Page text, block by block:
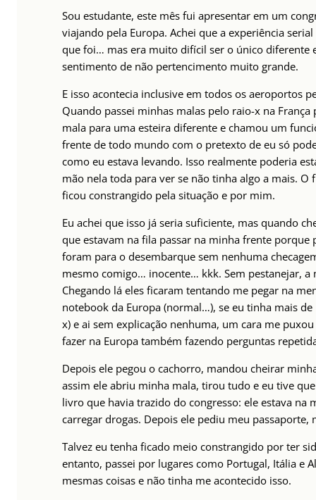
Sou estudante, este mês fui apresentar em um
viajando pela Europa. Achei que a experiência
que foi… mas era muito difícil ser o único diferente
sentimento de não pertencimento muito grande.
E isso acontecia inclusive em todos os aeroportos
Quando passei minhas malas pelo raio-x na
mala para uma esteira diferente e chamou um
frente de todo mundo com o pretexto de eu só
como eu estava levando. Isso realmente poderia
mão nela toda para ver se não tinha algo a mais.
ficou constrangido pela situação e por mim.
Eu achei que isso já seria suficiente, mas quando
que estavam na fila passar na minha frente porque
foram para o desembarque sem nenhuma
mesmo comigo… inocente… kkk. Sem pestanejar,
Chegando lá eles ficaram tentando me pegar na
notebook da Europa (normal…), se eu tinha mais
x) e ai sem explicação nenhuma, um cara me
fazer na Europa também fazendo perguntas
Depois ele pegou o cachorro, mandou cheirar
assim ele abriu minha mala, tirou tudo e eu tive
livro que havia trazido do congresso: ele estava na
carregar drogas. Depois ele pediu meu
Talvez eu tenha ficado meio constrangido por ter
entanto, passei por lugares como Portugal, Itália e
mesmas coisas e não tinha me acontecido isso.